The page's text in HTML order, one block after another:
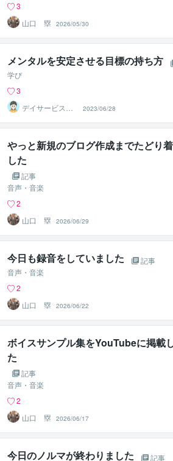
3
山口 塁
2026/05/30
メンタルを安定させる目標の持ち方
学び
3
デイサービスの
お兄さん つっ
ちん
2023/06/28
やっと新規のブログ作成までたどり
した
記事
音声・音楽
2
山口 塁
2026/06/29
今日も録音をしていました
記事
音声・音楽
2
山口 塁
2026/06/22
ボイスサンプル集をYouTubeに掲載
た
記事
音声・音楽
2
山口 塁
2026/06/17
今日のノルマが終わりました
記事